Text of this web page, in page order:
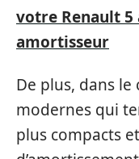
votre Renault
amortisseur
De plus, dans
modernes qui
plus compacts